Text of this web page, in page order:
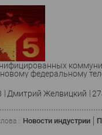
федеральному
Дмитрий Желвицкий
: Новости индустрии